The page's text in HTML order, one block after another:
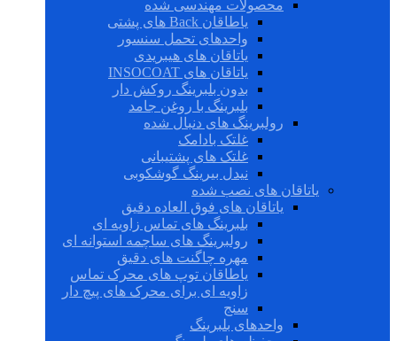
محصولات مهندسی شده
یاطاقان Back های پشتی
واحدهای تحمل سنسور
یاتاقان های هیبریدی
یاتاقان های INSOCOAT
بدون بلبرینگ روکش دار
بلبرینگ با روغن جامد
رولبرینگ های دنبال شده
غلتک بادامک
غلتک های پشتیبانی
نیدل بیرینگ گوشکوبی
یاتاقان های نصب شده
یاتاقان های فوق العاده دقیق
بلبرینگ های تماس زاویه ای
رولبرینگ های ساچمه استوانه ای
مهره چاگنت های دقیق
یاطاقان توپ های محرک تماس
زاویه ای برای محرک های پیچ دار
سنج
واحدهای بلبرینگ